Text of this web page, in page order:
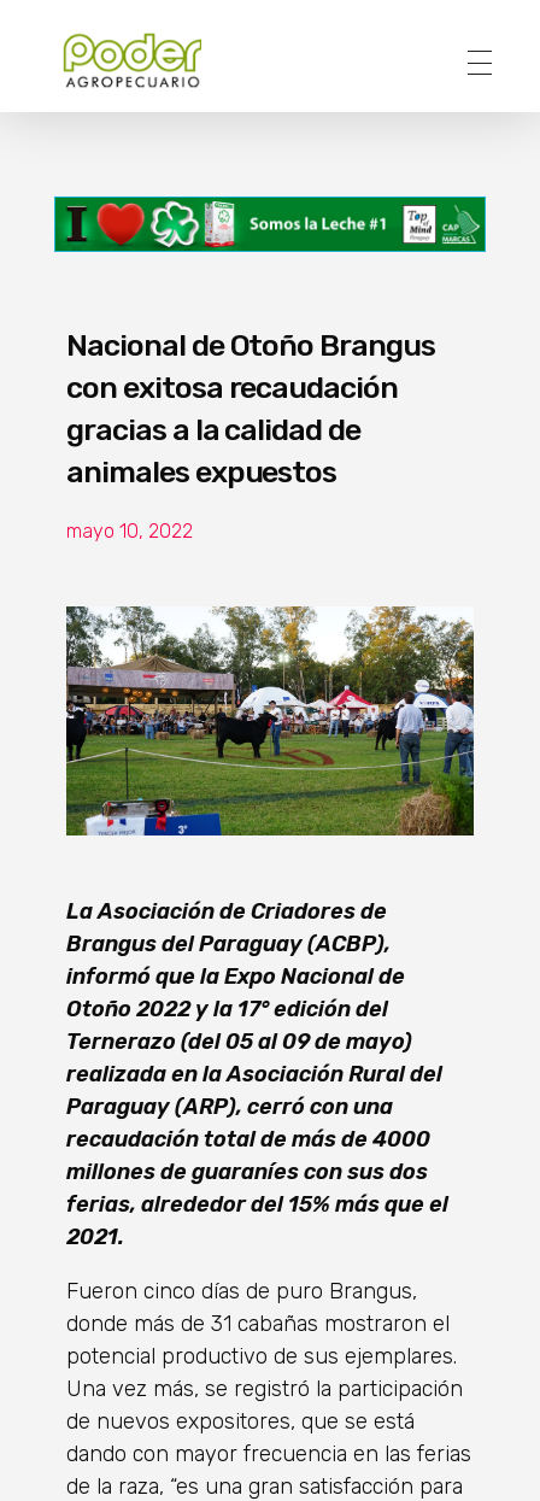
Nacional de Otoño Brangus
con exitosa recaudación
gracias a la calidad de
animales expuestos
mayo 10, 2022
La Asociación de Criadores de
Brangus del Paraguay (ACBP),
informó que la Expo Nacional de
Otoño 2022 y la 17° edición del
Ternerazo (del 05 al 09 de mayo)
realizada en la Asociación Rural del
Paraguay (ARP), cerró con una
recaudación total de más de 4000
millones de guaraníes con sus dos
ferias, alrededor del 15% más que el
2021.
Fueron cinco días de puro Brangus,
donde más de 31 cabañas mostraron el
potencial productivo de sus ejemplares.
Una vez más, se registró la participación
de nuevos expositores, que se está
dando con mayor frecuencia en las ferias
de la raza, “es una gran satisfacción para